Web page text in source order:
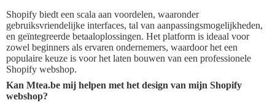
Shopify biedt een scala aan voordelen, waaronder
gebruiksvriendelijke interfaces, tal van aanpassingsmogelijkheden,
en geïntegreerde betaaloplossingen. Het platform is ideaal voor
zowel beginners als ervaren ondernemers, waardoor het een
populaire keuze is voor het laten bouwen van een professionele
Shopify webshop.
Kan Mtea.be mij helpen met het design van mijn Shopify
webshop?